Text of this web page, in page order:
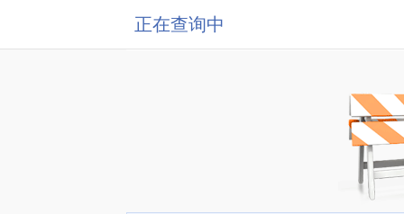
正在查询中